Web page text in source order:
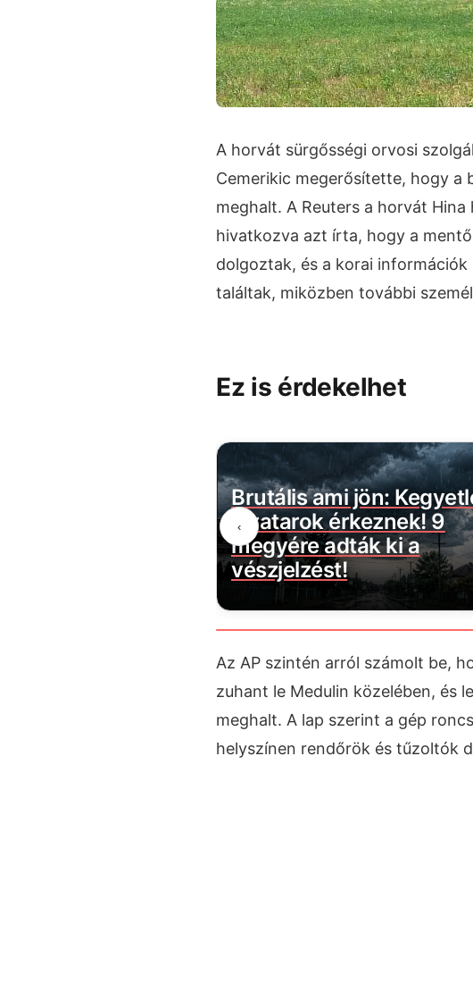
A horvát sürgősségi orvosi
Cemerikic megerősítette, hogy a
meghalt. A Reuters a horvát
hivatkozva azt írta, hogy a
dolgoztak, és a korai
találtak, miközben további
Ez is érdekelhet
‹
Brutális ami jön:
zivatarok érkeznek! 9
megyére adták ki a
vészjelzést!
Az AP szintén arról számolt be,
zuhant le Medulin közelében, és
meghalt. A lap szerint a gép
helyszínen rendőrök és tűzoltók